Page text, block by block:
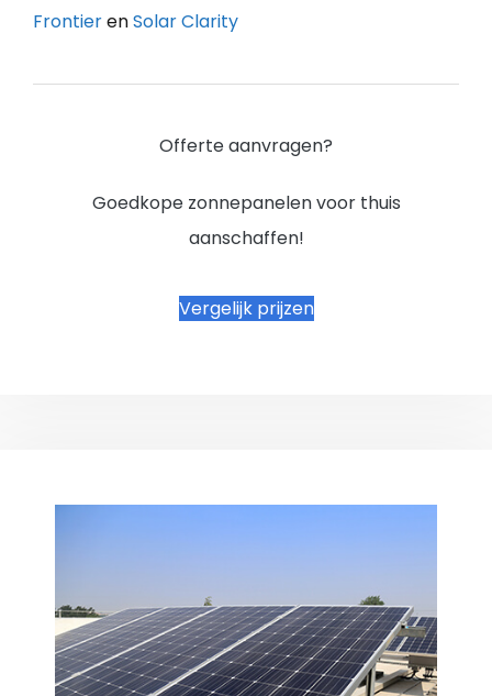
FrontierenSolar Clarity
Offerte aanvragen?
Goedkope zonnepanelen voor thuis
aanschaffen!
Vergelijk prijzen